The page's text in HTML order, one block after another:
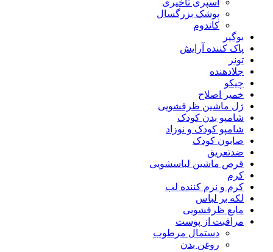
پوشک بزرگسال
کاندوم
بوگیر
پاک کننده آرایش
تونر
جلادهنده
چیکو
خمیر اصلاح
ژل ماشین ظرفشویی
شامپو بدن کودک
شامپو کودک و نوزاد
صابون کودک
ضدتعریق
قرص ماشین لباسشویی
کرم
کرم و نرم کننده لب
لکه بر لباس
مایع ظرفشویی
مراقبت از پوست
دستمال مرطوب
روغن بدن